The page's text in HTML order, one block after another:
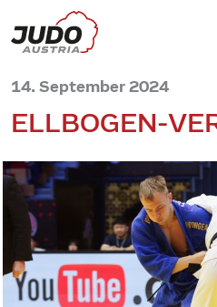
14. September 2024
ELLBOGEN-